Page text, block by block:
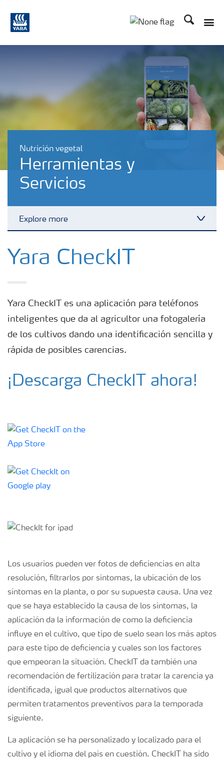
Buscar
Nutrición vegetal
Herramientas y
Servicios
Explore more
Productos
Cultivos
Distribuidores
Yara CheckIT
Yara CheckIT es una aplicación para teléfonos
inteligentes que da al agricultor una fotogalería
de los cultivos dando una identificación sencilla y
rápida de posibles carencias.
¡Descarga CheckIT ahora!
Los usuarios pueden ver fotos de deficiencias en alta
resolución, filtrarlos por síntomas, la ubicación de los
síntomas en la planta, o por su supuesta causa. Una vez
que se haya establecido la causa de los síntomas, la
aplicación da la información de como la deficiencia
influye en el cultivo, que tipo de suelo sean los más aptos
para este tipo de deficiencia y cuales son los factores
que empeoran la situación. CheckIT da también una
recomendación de fertilización para tratar la carencia ya
identificada, igual que productos alternativos que
permiten tratamentos preventivos para la temporada
siguiente.
La aplicación se ha personalizado y localizado para el
cultivo y el idioma del país en cuestión. CheckIT ha sido